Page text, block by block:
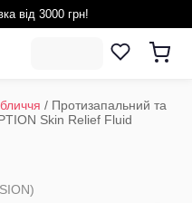
від 3000 грн!
/ Протизапальний та
Skin Relief Fluid